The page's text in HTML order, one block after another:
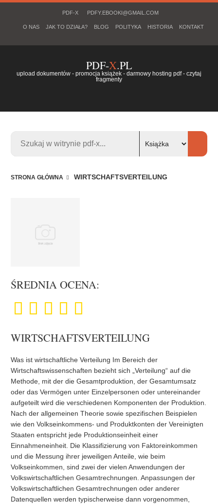
PDF-X PDFY.EBOOKI@GMAIL.COM
O NAS JAK TO DZIAŁA? BLOG POLITYKA HISTORIA KONTAKT
PDF-X.PL
upload dokumentów - promocja książek - darmowy hosting pdf - czytaj
fragmenty
STRONA GŁÓWNA WIRTSCHAFTSVERTEILUNG
ŚREDNIA OCENA:
WIRTSCHAFTSVERTEILUNG
Was ist wirtschaftliche Verteilung Im Bereich der
Wirtschaftswissenschaften bezieht sich „Verteilung“ auf die
Methode, mit der die Gesamtproduktion, der Gesamtumsatz
oder das Vermögen unter Einzelpersonen oder untereinander
aufgeteilt wird die verschiedenen Komponenten der Produktion.
Nach der allgemeinen Theorie sowie spezifischen Beispielen
wie den Volkseinkommens- und Produktkonten der Vereinigten
Staaten entspricht jede Produktionseinheit einer
Einnahmeneinheit. Die Klassifizierung von Faktoreinkommen
und die Messung ihrer jeweiligen Anteile, wie beim
Volkseinkommen, sind zwei der vielen Anwendungen der
Volkswirtschaftlichen Gesamtrechnungen. Anpassungen der
Volkswirtschaftlichen Gesamtrechnungen oder anderer
Datenquellen werden typischerweise dann vorgenommen,